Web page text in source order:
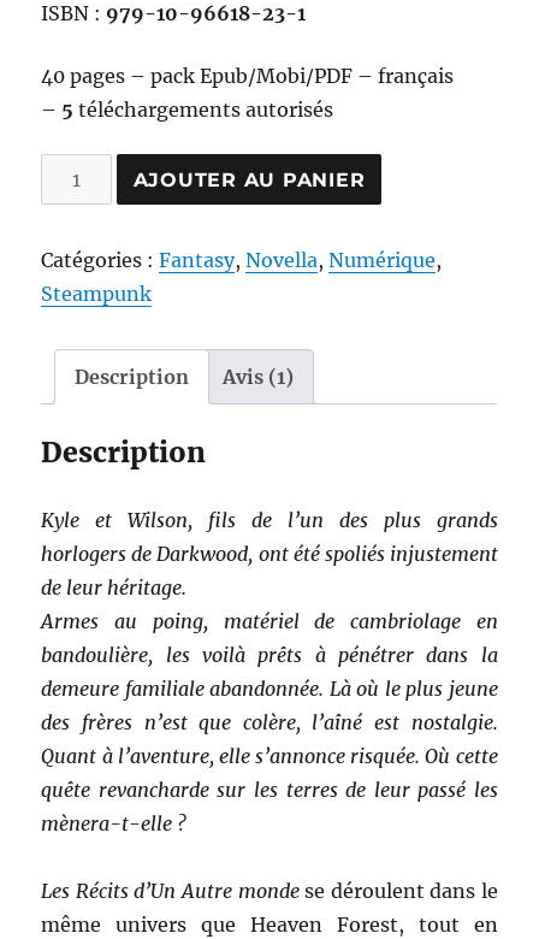
ISBN : 979-10-96618-23-1
40 pages – pack Epub/Mobi/PDF – français
– 5 téléchargements autorisés
quantité
de
Héritiers
de
[numérique]
AJOUTER AU PANIER
Catégories :Fantasy,Novella,Numérique,
Steampunk
Description Avis (1)
Description
Kyle et Wilson, fils de l’un des plus grands
horlogers de Darkwood, ont été spoliés injustement
de leur héritage.
Armes au poing, matériel de cambriolage en
bandoulière, les voilà prêts à pénétrer dans la
demeure familiale abandonnée. Là où le plus jeune
des frères n’est que colère, l’aîné est nostalgie.
Quant à l’aventure, elle s’annonce risquée. Où cette
quête revancharde sur les terres de leur passé les
mènera-t-elle ?
Les Récits d’Un Autre mondese déroulent dans le
même univers que Heaven Forest, tout en